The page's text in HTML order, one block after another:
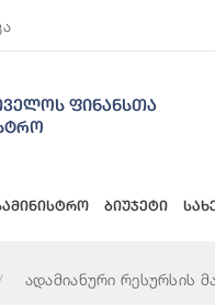
ფინანსთა
ბიუჯეტი
ადამიანური რესურსის